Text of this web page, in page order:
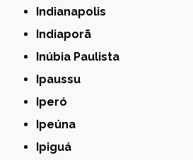
Indianapolis
Indiaporã
Inúbia Paulista
Ipaussu
Iperó
Ipeúna
Ipiguá